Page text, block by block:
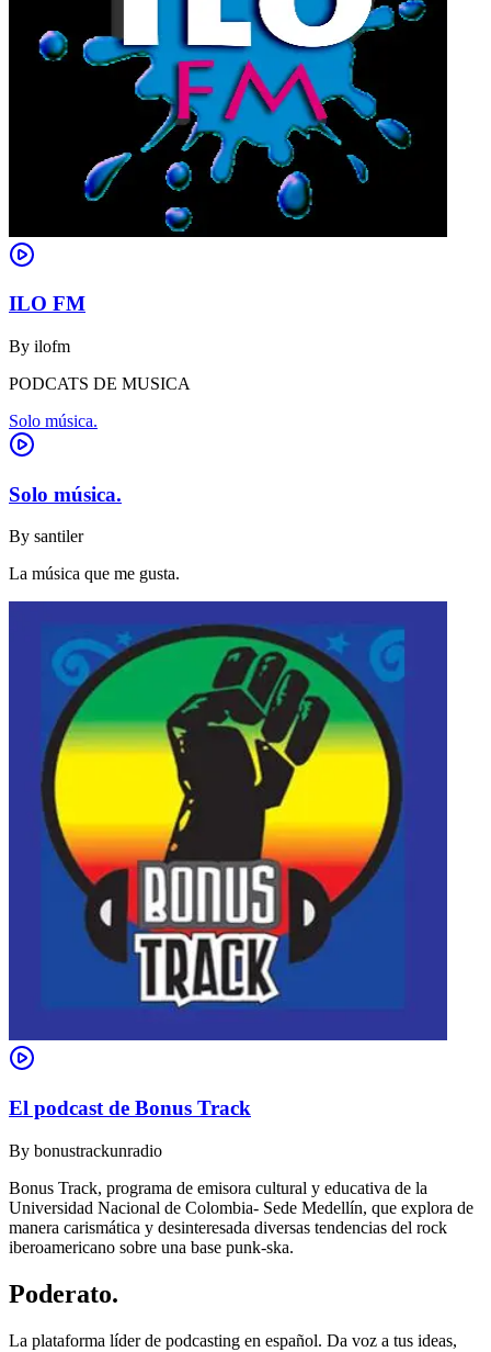
ILO FM
By ilofm
PODCATS DE MUSICA
Solo música.
Solo música.
By santiler
La música que me gusta.
El podcast de Bonus Track
By bonustrackunradio
Bonus Track, programa de emisora cultural y educativa de la
Universidad Nacional de Colombia- Sede Medellín, que explora de
manera carismática y desinteresada diversas tendencias del rock
iberoamericano sobre una base punk-ska.
Poderato.
La plataforma líder de podcasting en español. Da voz a tus ideas,